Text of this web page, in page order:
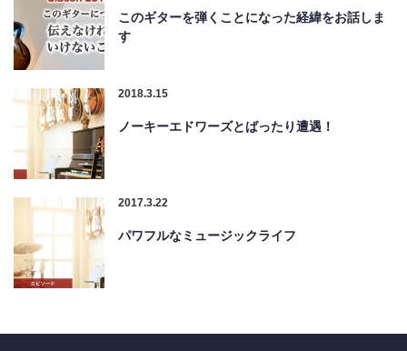
このギターを弾くことになった経緯をお話しま
す
2018.3.15
ノーキーエドワーズとばったり遭遇！
2017.3.22
パワフルなミュージックライフ